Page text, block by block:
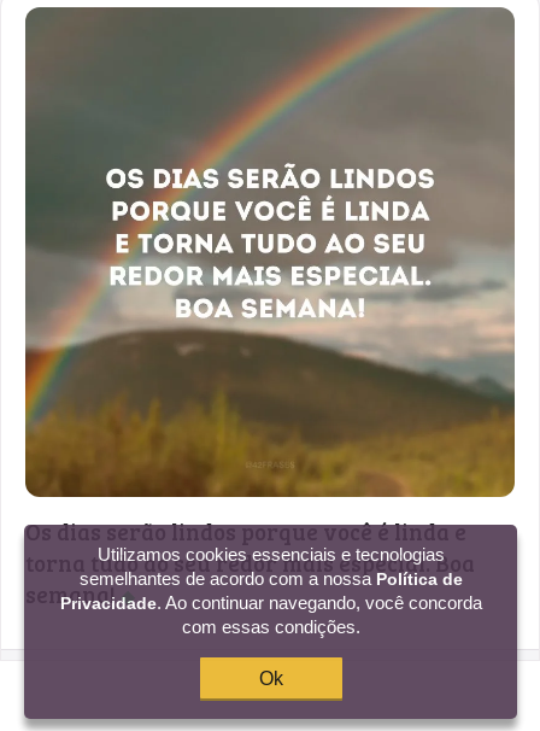
Os dias serão lindos porque você é linda e
torna tudo ao seu redor mais especial. Boa
semana!◆
Criar imagem
Utilizamos cookies essenciais e tecnologias
semelhantes de acordo com a nossa Política de
Privacidade. Ao continuar navegando, você concorda
com essas condições.
Ok